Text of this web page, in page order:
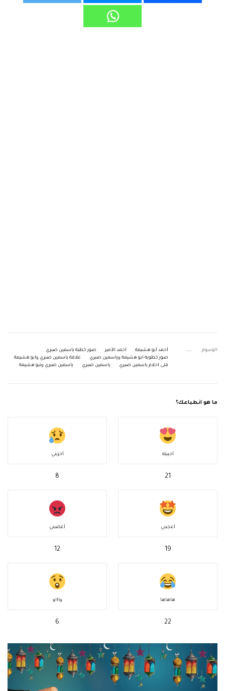
الوسوم أحمد أبو هشيمة أحمد الأمير
صور خطبة ياسمين صبري
صور خطوبة ابو هشيمة وياسمين صبري
علاقة ياسمين صبري وابو هشيمة
فتى احلام ياسمين صبري
ياسمين صبري ياسمين صبري وتبو هشيمة
ما هو انطباعك؟
أحببته
21
أحزنني
8
أعجبني
19
أغضبني
12
هاهاها
22
واااو
6